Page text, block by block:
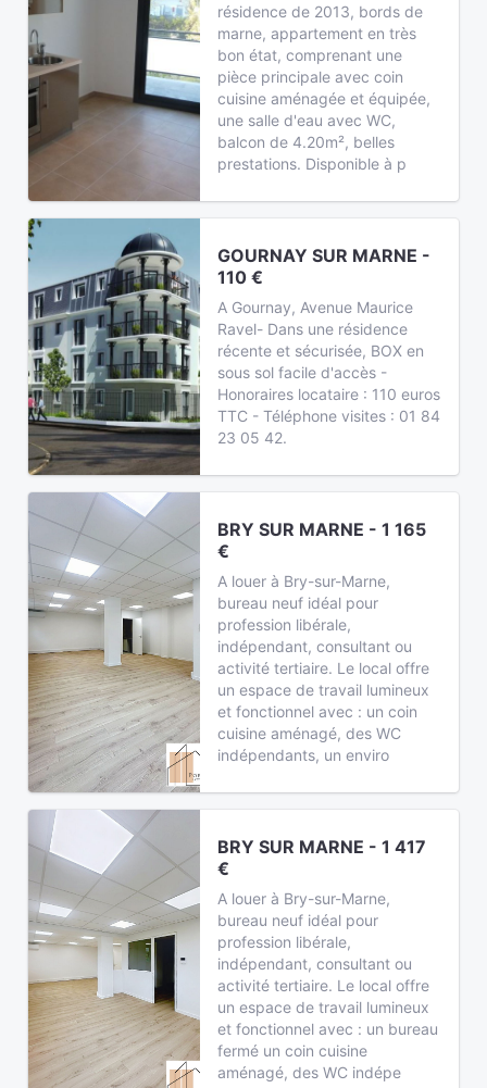
résidence de 2013, bords de
marne, appartement en très
bon état, comprenant une
pièce principale avec coin
cuisine aménagée et équipée,
une salle d'eau avec WC,
balcon de 4.20m², belles
prestations. Disponible à p
GOURNAY SUR MARNE -
110 €
A Gournay, Avenue Maurice
Ravel- Dans une résidence
récente et sécurisée, BOX en
sous sol facile d'accès -
Honoraires locataire : 110 euros
TTC - Téléphone visites : 01 84
23 05 42.
BRY SUR MARNE - 1 165
€
A louer à Bry-sur-Marne,
bureau neuf idéal pour
profession libérale,
indépendant, consultant ou
activité tertiaire. Le local offre
un espace de travail lumineux
et fonctionnel avec : un coin
cuisine aménagé, des WC
indépendants, un enviro
BRY SUR MARNE - 1 417
€
A louer à Bry-sur-Marne,
bureau neuf idéal pour
profession libérale,
indépendant, consultant ou
activité tertiaire. Le local offre
un espace de travail lumineux
et fonctionnel avec : un bureau
fermé un coin cuisine
aménagé, des WC indépe